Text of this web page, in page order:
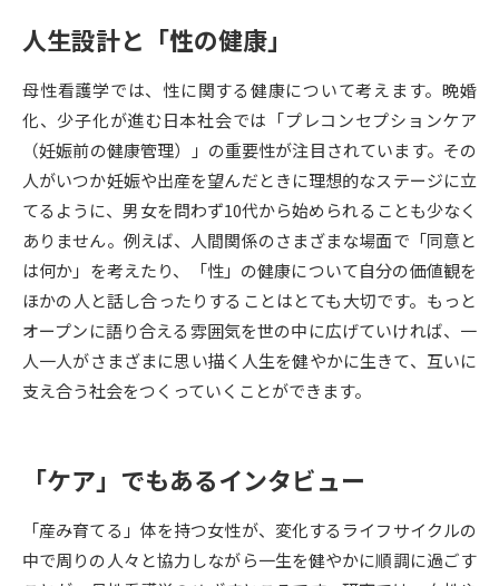
データサイエンス特集 奨学金・特待生制度特集
デジタルパンフレット 進路の３択
新学年スタート号特集ページ
（高3生用）
新学年スタート号特集ページ
（高2生用）
SELFBRAND特集ページ
オープンキャンパスなどを調べる
オープンキャンパス検索 実施プログラムから探す
人生設計と「性の健康」
母性看護学では、性に関する健康について考えます。晩婚
化、少子化が進む日本社会では「プレコンセプションケア
（妊娠前の健康管理）」の重要性が注目されています。その
人がいつか妊娠や出産を望んだときに理想的なステージに立
てるように、男女を問わず10代から始められることも少なく
ありません。例えば、人間関係のさまざまな場面で「同意と
は何か」を考えたり、「性」の健康について自分の価値観を
ほかの人と話し合ったりすることはとても大切です。もっと
オープンに語り合える雰囲気を世の中に広げていければ、一
人一人がさまざまに思い描く人生を健やかに生きて、互いに
支え合う社会をつくっていくことができます。
「ケア」でもあるインタビュー
「産み育てる」体を持つ女性が、変化するライフサイクルの
中で周りの人々と協力しながら一生を健やかに順調に過ごす